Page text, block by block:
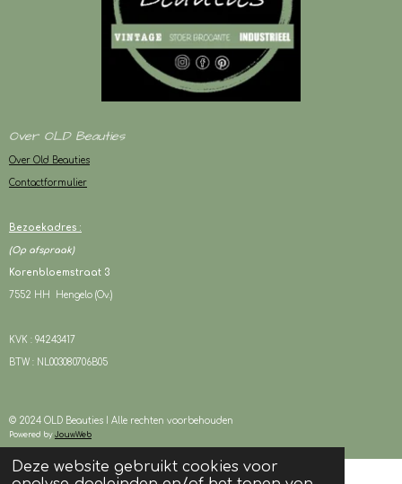
Deze website gebruikt cookies voor
Over OLD Beauties
Over Old Beauties
Contactformulier
Bezoekadres :
(Op afspraak)
Korenbloemstraat 3
7552 HH Hengelo (Ov.)
KVK : 94243417
BTW : NL003080706B05
© 2024 OLD Beauties I Alle rechten voorbehouden
Powered by JouwWeb